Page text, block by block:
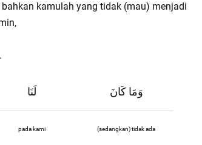
kamulah yang tidak (mau) menjadi
لَنَا وَمَا كَانَ
pada kami (sedangkan) tidak ada